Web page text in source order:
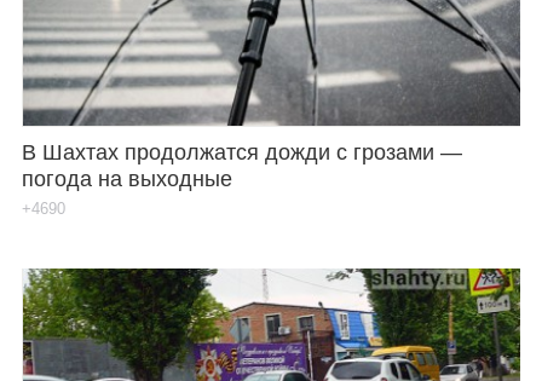
В Шахтах продолжатся дожди с грозами —
погода на выходные
+4690